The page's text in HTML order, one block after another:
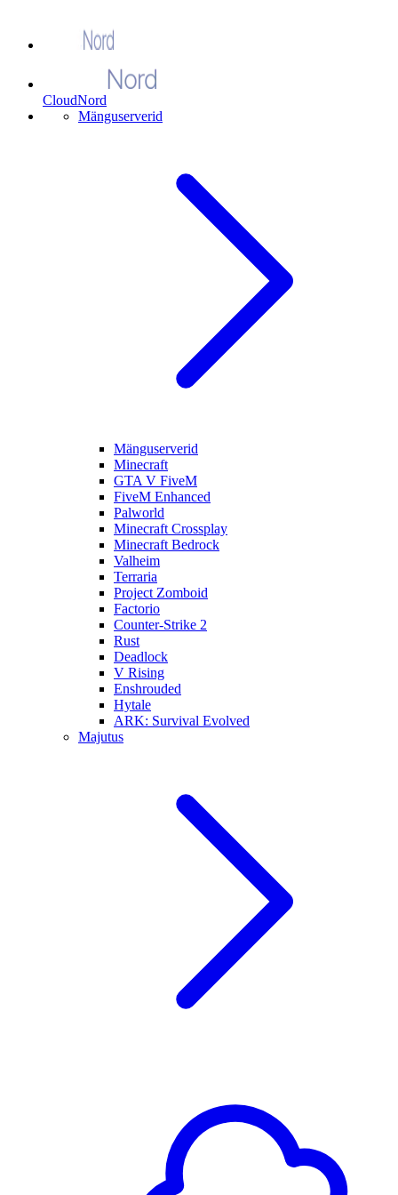
CloudNord
Mänguserverid
Mänguserverid
Minecraft
GTA V FiveM
FiveM Enhanced
Palworld
Minecraft Crossplay
Minecraft Bedrock
Valheim
Terraria
Project Zomboid
Factorio
Counter-Strike 2
Rust
Deadlock
V Rising
Enshrouded
Hytale
ARK: Survival Evolved
Majutus